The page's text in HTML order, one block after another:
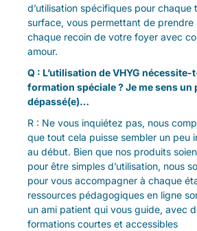
d’utilisation spécifiques pour chaque
surface, vous permettant de prendre
chaque recoin de votre foyer avec
amour.
Q : L’utilisation de VHYG
formation spéciale ? Je me sens un
dépassé(e)…
R : Ne vous inquiétez pas, nous
que tout cela puisse sembler un peu
au début. Bien que nos produits
pour être simples d’utilisation, nous
pour vous accompagner à chaque
ressources pédagogiques en ligne
un ami patient qui vous guide, avec
formations courtes et accessibles